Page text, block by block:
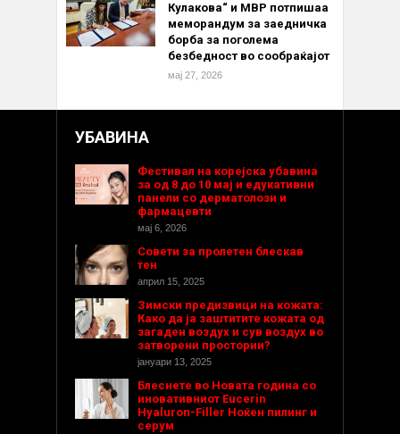
Кулакова“ и МВР потпишаа
меморандум за заедничка
борба за поголема
безбедност во сообраќајот
мај 27, 2026
УБАВИНА
Фестивал на корејска убавина
за од 8 до 10 мај и едукативни
панели со дерматолози и
фармацевти
мај 6, 2026
Совети за пролетен блескав
тен
април 15, 2025
Зимски предизвици на кожата:
Како да ја заштитите кожата од
загаден воздух и сув воздух во
затворени простории?
јануари 13, 2025
Блеснете во Новата година со
иновативниот Eucerin
Hyaluron-Filler Ноќен пилинг и
серум